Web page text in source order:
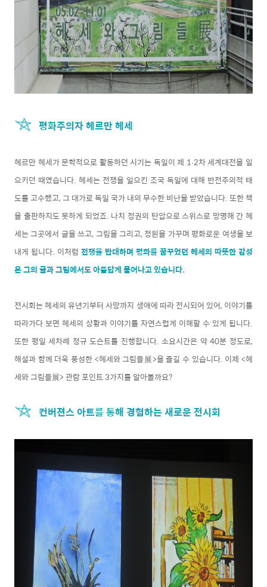
평화주의자 헤르만 헤세
헤르만 헤세가 문학적으로 활동하던 시기는 독일이 제 1∙2차 세계대전을 일
으키던 때였습니다. 헤세는 전쟁을 일으킨 조국 독일에 대해 반전주의적 태
도를 고수했고, 그 대가로 독일 국가 내의 무수한 비난을 받았습니다. 또한 책
을 출판하지도 못하게 되었죠. 나치 정권의 탄압으로 스위스로 망명해 간 헤
세는 그곳에서 글을 쓰고, 그림을 그리고, 정원을 가꾸며 평화로운 여생을 보
내게 됩니다. 이처럼 전쟁을 반대하며 평화를 꿈꾸었던 헤세의 따뜻한 감성
은 그의 글과 그림에서도 아름답게 묻어나고 있습니다.
전시회는 헤세의 유년기부터 사망까지 생애에 따라 전시되어 있어, 이야기를
따라가다 보면 헤세의 상황과 이야기를 자연스럽게 이해할 수 있게 됩니다.
또한 평일 세차례 정규 도슨트를 진행합니다. 소요시간은 약 40분 정도로,
해설과 함께 더욱 풍성한 <헤세와 그림들展>을 즐길 수 있습니다. 이제 <헤
세와 그림들展> 관람 포인트 3가지를 알아볼까요?
컨버젼스 아트를 통해 경험하는 새로운 전시회